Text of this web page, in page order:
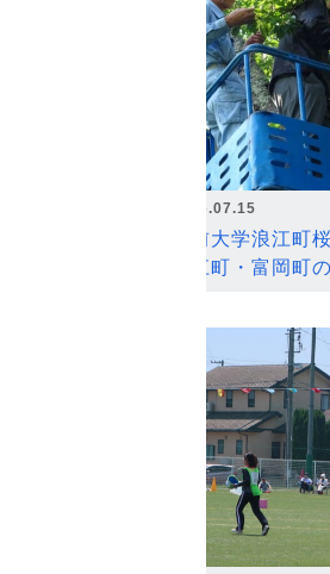
2026.07.15
弘前大学浪江町
浪江町・富岡町